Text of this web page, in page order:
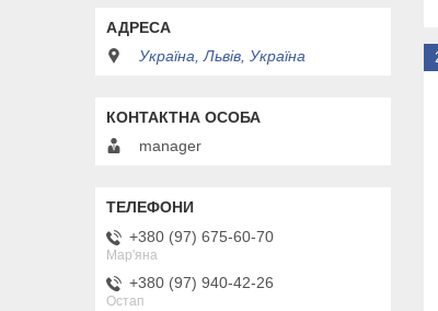
Україна, Львів, Україна
manager
+380 (97) 675-60-70
Мар'яна
+380 (97) 940-42-26
Остап